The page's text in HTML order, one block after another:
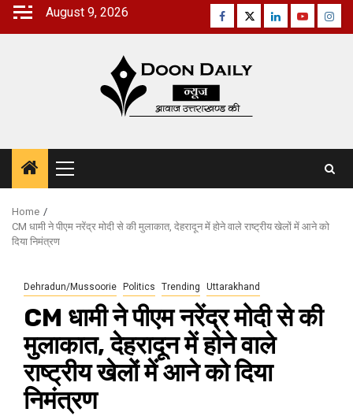
Skip
August 9, 2026 Facebook
TwitterLinkedinYoutube
Primary
Menu
Home
CM धामी ने पीएम नरेंद्र मोदी से की मुलाकात, देहरादून में होने वाले राष्‍ट्रीय खेलों में आने को
दिया न‍िमंत्रण
Dehradun/Mussoorie Politics Trending Uttarakhand
CM धामी ने पीएम नरेंद्र मोदी से की
मुलाकात, देहरादून में होने वाले
राष्‍ट्रीय खेलों में आने को दिया
न‍िमंत्रण